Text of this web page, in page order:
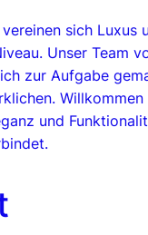
sich Luxus
Unser Team
zur Aufgabe
Willkommen
und